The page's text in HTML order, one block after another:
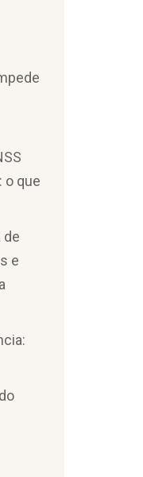
o que
de
e